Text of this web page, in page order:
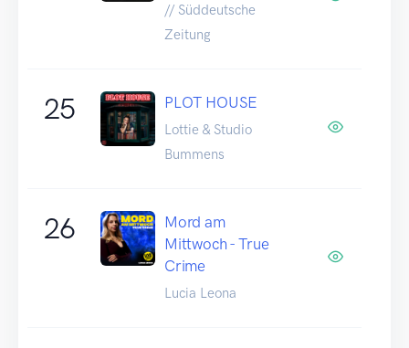
// Süddeutsche
Zeitung
25 PLOT HOUSE
Lottie & Studio
Bummens
26
Mord am
Mittwoch - True
Crime
Lucia Leona